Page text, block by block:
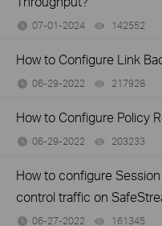
07-01-2024 142552
How to Configure Link
06-29-2022 217928
How to Configure Policy
06-29-2022 203233
How to configure
control traffic on
06-27-2022 161345